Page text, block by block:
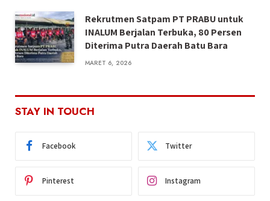
Rekrutmen Satpam PT PRABU untuk
INALUM Berjalan Terbuka, 80 Persen
Diterima Putra Daerah Batu Bara
MARET 6, 2026
STAY IN TOUCH
Facebook Twitter
Pinterest Instagram